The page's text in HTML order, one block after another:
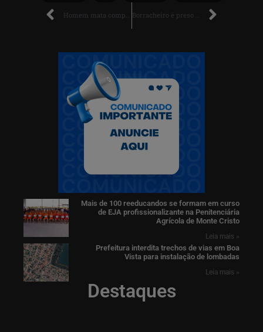
Homem mata companheira, estupra enteado e oculta corpo Borracheiro é preso em flagrante por agredir esposa em Rorainópolis
Destaques
Mais de 100 reeducandos se formam em curso
de EJA profissionalizante na Penitenciária
Agrícola de Monte Cristo
Leia mais »
Prefeitura interdita trechos de vias em Boa
Vista para instalação de lombadas
Leia mais »